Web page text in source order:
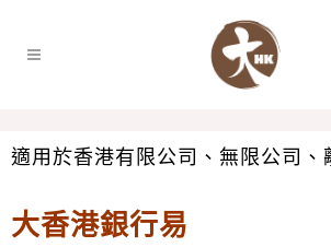
適用於香港有限公司、無限公司、
大香港銀行易